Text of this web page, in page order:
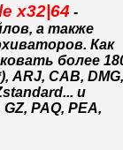
x32|64 -
а также
Как
более
ARJ, CAB, DMG,
и
PAQ, PEA,